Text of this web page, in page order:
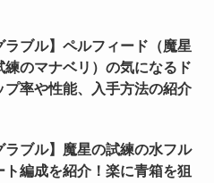
ラブル】ペルフィード（魔星
練のマナベリ）の気になるド
プ率や性能、入手方法の紹介
ラブル】魔星の試練の水フル
ト編成を紹介！楽に青箱を狙